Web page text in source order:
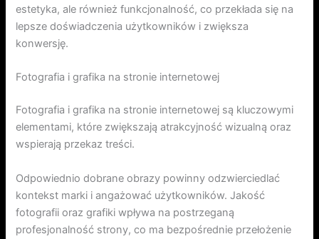
estetyka, ale również funkcjonalność, co przekłada się na
lepsze doświadczenia użytkowników i zwiększa
konwersję.
Fotografia i grafika na stronie internetowej
Fotografia i grafika na stronie internetowej są kluczowymi
elementami, które zwiększają atrakcyjność wizualną oraz
wspierają przekaz treści.
Odpowiednio dobrane obrazy powinny odzwierciedlać
kontekst marki i angażować użytkowników. Jakość
fotografii oraz grafiki wpływa na postrzeganą
profesjonalność strony, co ma bezpośrednie przełożenie